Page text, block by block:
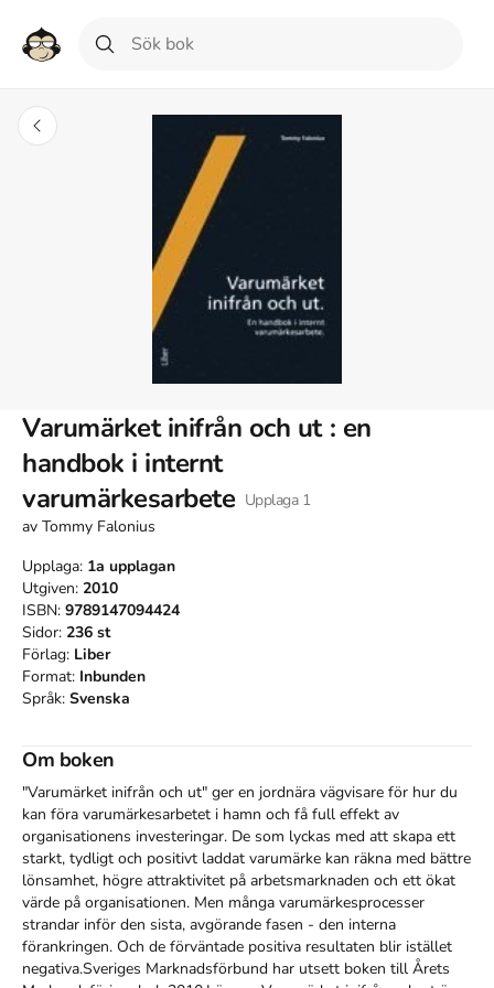
Varumärket inifrån och ut : en
handbok i internt
varumärkesarbete Upplaga 1
av Tommy Falonius
Upplaga: 1a upplagan
Utgiven: 2010
ISBN: 9789147094424
Sidor: 236 st
Förlag: Liber
Format: Inbunden
Språk: Svenska
Om boken
"Varumärket inifrån och ut" ger en jordnära vägvisare för hur du
kan föra varumärkesarbetet i hamn och få full effekt av
organisationens investeringar. De som lyckas med att skapa ett
starkt, tydligt och positivt laddat varumärke kan räkna med bättre
lönsamhet, högre attraktivitet på arbetsmarknaden och ett ökat
värde på organisationen. Men många varumärkesprocesser
strandar inför den sista, avgörande fasen - den interna
förankringen. Och de förväntade positiva resultaten blir istället
negativa.Sveriges Marknadsförbund har utsett boken till Årets